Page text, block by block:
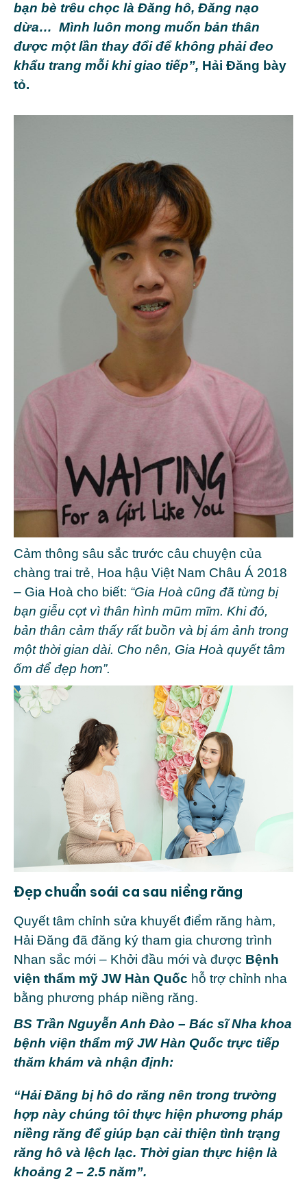
bạn bè trêu chọc là Đăng hô, Đăng nạo
dừa… Mình luôn mong muốn bản thân
được một lần thay đổi để không phải đeo
khẩu trang mỗi khi giao tiếp”, Hải Đăng bày
tỏ.
Cảm thông sâu sắc trước câu chuyện của
chàng trai trẻ, Hoa hậu Việt Nam Châu Á 2018
– Gia Hoà cho biết: “Gia Hoà cũng đã từng bị
bạn giễu cợt vì thân hình mũm mĩm. Khi đó,
bản thân cảm thấy rất buồn và bị ám ảnh trong
một thời gian dài. Cho nên, Gia Hoà quyết tâm
ốm để đẹp hơn”.
Đẹp chuẩn soái ca sau niềng răng
Quyết tâm chỉnh sửa khuyết điểm răng hàm,
Hải Đăng đã đăng ký tham gia chương trình
Nhan sắc mới – Khởi đầu mới và được Bệnh
viện thẩm mỹ JW Hàn Quốc hỗ trợ chỉnh nha
bằng phương pháp niềng răng.
BS Trần Nguyễn Anh Đào – Bác sĩ Nha khoa
bệnh viện thẩm mỹ JW Hàn Quốc trực tiếp
thăm khám và nhận định:
“Hải Đăng bị hô do răng nên trong trường
hợp này chúng tôi thực hiện phương pháp
niềng răng để giúp bạn cải thiện tình trạng
răng hô và lệch lạc. Thời gian thực hiện là
khoảng 2 – 2.5 năm”.